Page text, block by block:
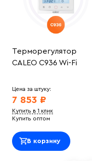
Терморегулятор
CALEO C936 Wi-Fi
Цена за штуку:
7 853 ₽
Купить в 1 клик
Купить оптом
В корзину